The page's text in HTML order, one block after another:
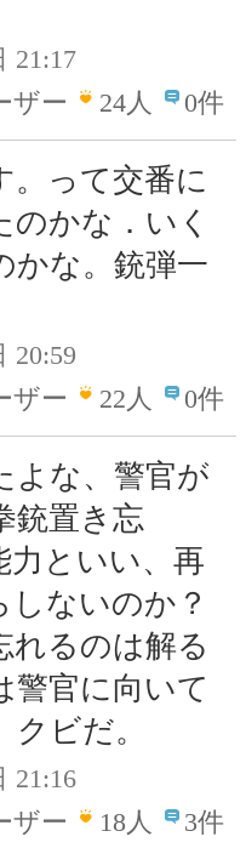
21:17
ザー
24人 0件
。って交番に
かな．いく
かな。銃弾一
20:59
ザー
22人 0件
よな、警官が
銃置き忘
といい、再
しないのか？
れるのは解る
警官に向いて
ビだ。
21:16
ザー
18人 3件